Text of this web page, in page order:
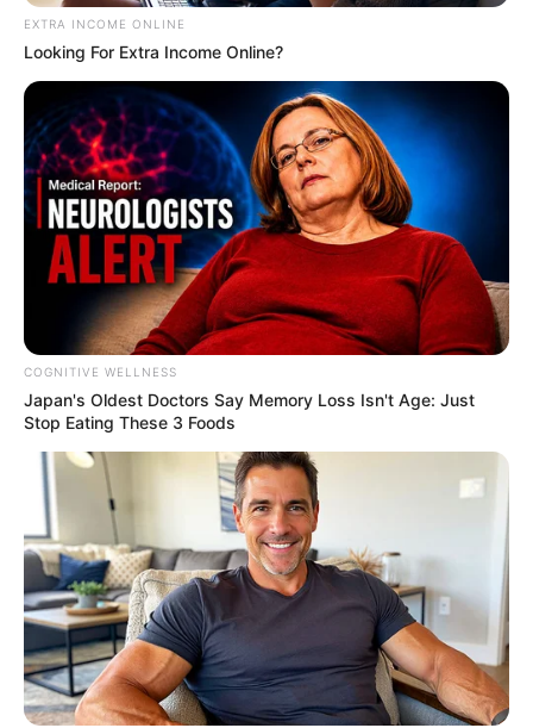
EXTRA INCOME ONLINE
Looking For Extra Income Online?
COGNITIVE WELLNESS
Japan's Oldest Doctors Say Me​mory Lo​ss Isn't Age: Just
Stop Eating These 3 Foods